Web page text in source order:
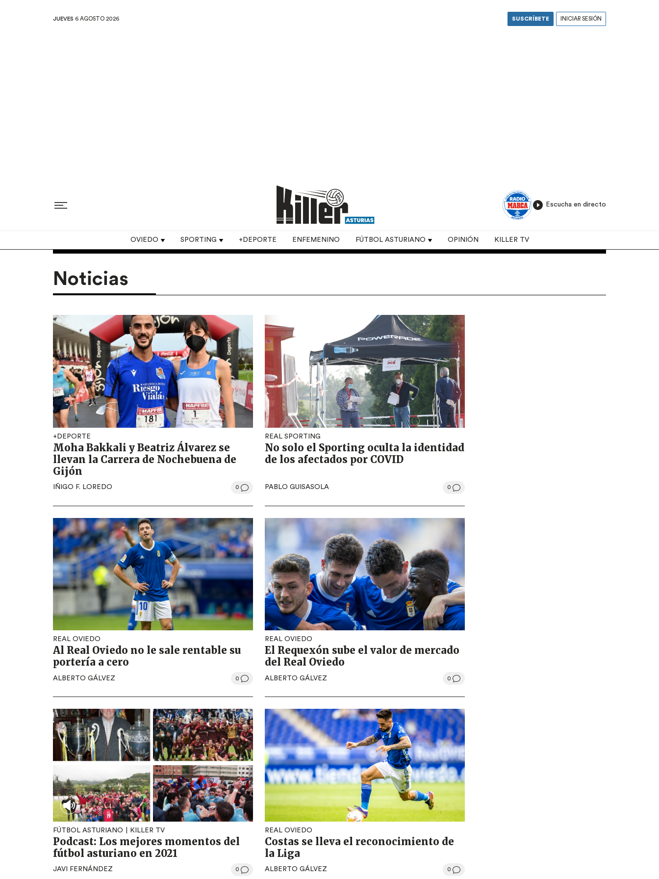
JUEVES 6 AGOSTO 2026 SUSCRÍBETE INICIAR SESIÓN
Escucha en directo
Top navigation
OVIEDO SPORTING +DEPORTE ENFEMENINO FÚTBOL ASTURIANO OPINIÓN KILLER TV
Noticias
+DEPORTE
Moha Bakkali y Beatriz Álvarez se
llevan la Carrera de Nochebuena de
Gijón
IÑIGO F. LOREDO 0
REAL SPORTING
No solo el Sporting oculta la identidad
de los afectados por COVID
PABLO GUISASOLA 0
REAL OVIEDO
Al Real Oviedo no le sale rentable su
portería a cero
ALBERTO GÁLVEZ 0
REAL OVIEDO
El Requexón sube el valor de mercado
del Real Oviedo
ALBERTO GÁLVEZ 0
FÚTBOL ASTURIANO KILLER TV
Podcast: Los mejores momentos del
fútbol asturiano en 2021
JAVI FERNÁNDEZ 0
REAL OVIEDO
Costas se lleva el reconocimiento de
la Liga
ALBERTO GÁLVEZ 0